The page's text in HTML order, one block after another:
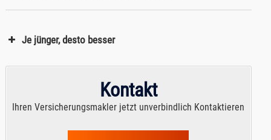
Je jünger, desto besser
Kontakt
Ihren Versicherungsmakler jetzt unverbindlich Kontaktieren